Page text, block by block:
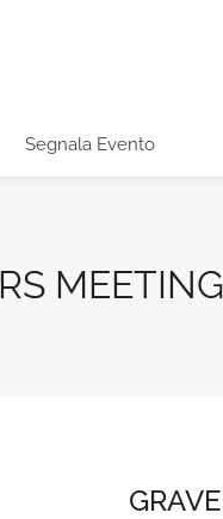
Segnala Evento
MEETING